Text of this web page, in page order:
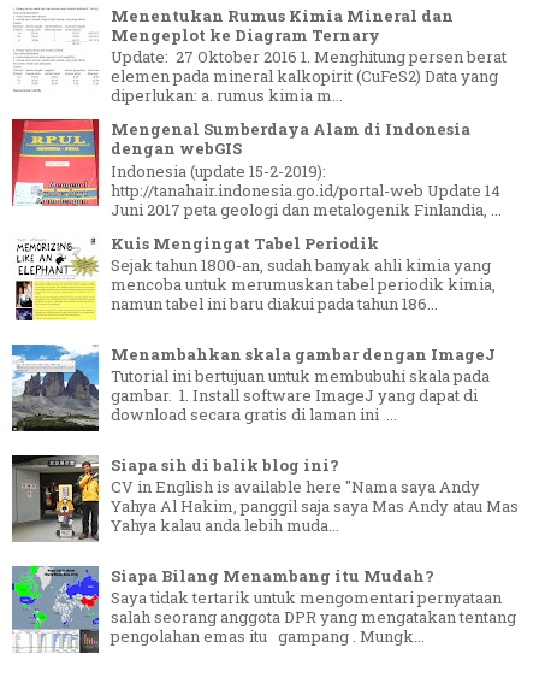
Menentukan Rumus Kimia Mineral dan
Mengeplot ke Diagram Ternary
Update: 27 Oktober 2016 1. Menghitung persen berat
elemen pada mineral kalkopirit (CuFeS2) Data yang
diperlukan: a. rumus kimia m...
Mengenal Sumberdaya Alam di Indonesia
dengan webGIS
Indonesia (update 15-2-2019):
http://tanahair.indonesia.go.id/portal-web Update 14
Juni 2017 peta geologi dan metalogenik Finlandia, ...
Kuis Mengingat Tabel Periodik
Sejak tahun 1800-an, sudah banyak ahli kimia yang
mencoba untuk merumuskan tabel periodik kimia,
namun tabel ini baru diakui pada tahun 186...
Menambahkan skala gambar dengan ImageJ
Tutorial ini bertujuan untuk membubuhi skala pada
gambar. 1. Install software ImageJ yang dapat di
download secara gratis di laman ini ...
Siapa sih di balik blog ini?
CV in English is available here "Nama saya Andy
Yahya Al Hakim, panggil saja saya Mas Andy atau Mas
Yahya kalau anda lebih muda...
Siapa Bilang Menambang itu Mudah?
Saya tidak tertarik untuk mengomentari pernyataan
salah seorang anggota DPR yang mengatakan tentang
pengolahan emas itu gampang . Mungk...